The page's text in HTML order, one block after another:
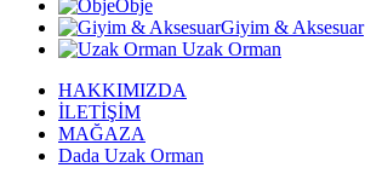
Obje
Giyim & Aksesuar
Uzak Orman
HAKKIMIZDA
İLETİŞİM
MAĞAZA
Dada Uzak Orman